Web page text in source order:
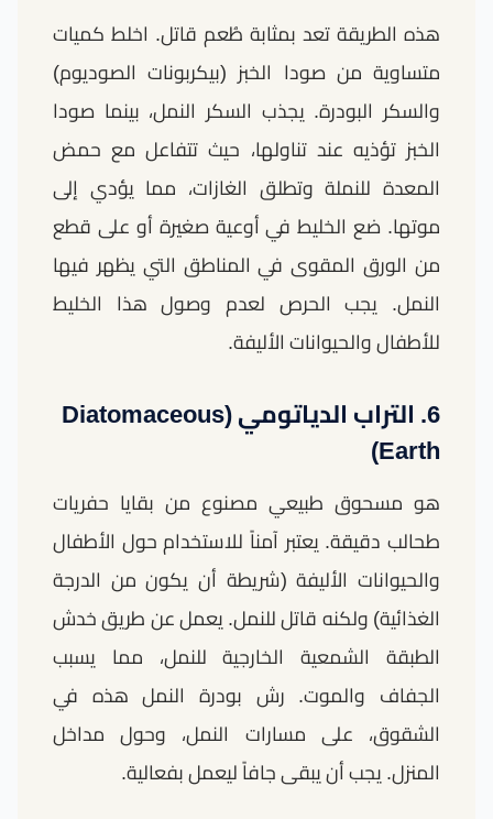
هذه الطريقة تعد بمثابة طُعم قاتل. اخلط كميات
متساوية من صودا الخبز (بيكربونات الصوديوم)
والسكر البودرة. يجذب السكر النمل، بينما صودا
الخبز تؤذيه عند تناولها، حيث تتفاعل مع حمض
المعدة للنملة وتطلق الغازات، مما يؤدي إلى
موتها. ضع الخليط في أوعية صغيرة أو على قطع
من الورق المقوى في المناطق التي يظهر فيها
النمل. يجب الحرص لعدم وصول هذا الخليط
للأطفال والحيوانات الأليفة.
6. التراب الدياتومي (Diatomaceous
Earth)
هو مسحوق طبيعي مصنوع من بقايا حفريات
طحالب دقيقة. يعتبر آمناً للاستخدام حول الأطفال
والحيوانات الأليفة (شريطة أن يكون من الدرجة
الغذائية) ولكنه قاتل للنمل. يعمل عن طريق خدش
الطبقة الشمعية الخارجية للنمل، مما يسبب
الجفاف والموت. رش بودرة النمل هذه في
الشقوق، على مسارات النمل، وحول مداخل
المنزل. يجب أن يبقى جافاً ليعمل بفعالية.